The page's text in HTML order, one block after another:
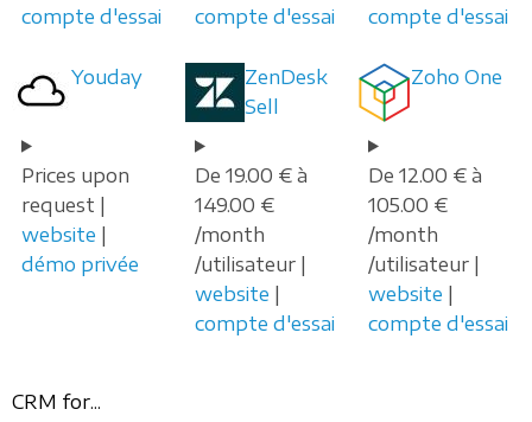
compte d'essai
compte d'essai
compte d'essai
Youday
Prices upon
request |
website |
démo privée
ZenDesk
Sell
De 19.00 € à
149.00 €
/month
/utilisateur |
website |
compte d'essai
Zoho One
De 12.00 € à
105.00 €
/month
/utilisateur |
website |
compte d'essai
CRM for...